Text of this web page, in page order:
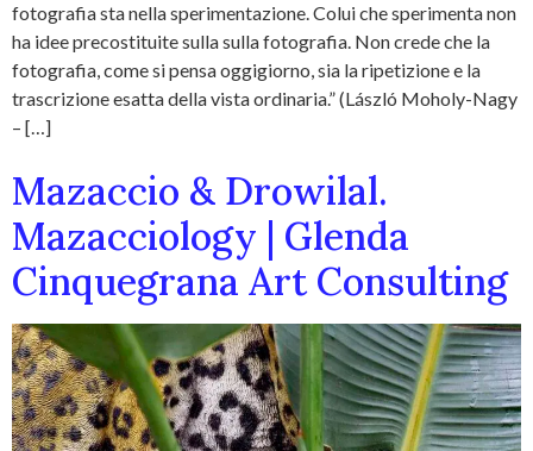
fotografia sta nella sperimentazione. Colui che sperimenta non
ha idee precostituite sulla sulla fotografia. Non crede che la
fotografia, come si pensa oggigiorno, sia la ripetizione e la
trascrizione esatta della vista ordinaria.” (László Moholy-Nagy
– […]
Mazaccio & Drowilal.
Mazacciology | Glenda
Cinquegrana Art Consulting